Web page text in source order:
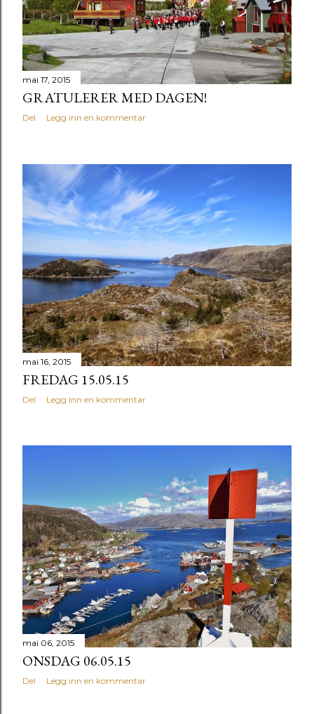
mai 17, 2015
GRATULERER MED DAGEN!
Del Legg inn en kommentar
mai 16, 2015
FREDAG 15.05.15
Del Legg inn en kommentar
mai 06, 2015
ONSDAG 06.05.15
Del Legg inn en kommentar